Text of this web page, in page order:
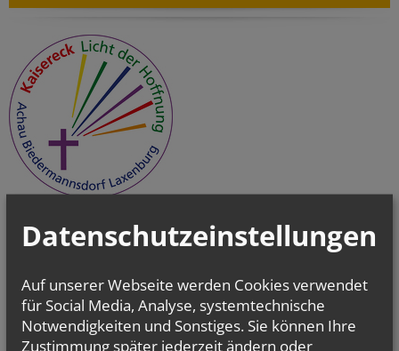
Datenschutzeinstellungen
Auf unserer Webseite werden Cookies verwendet
für Social Media, Analyse, systemtechnische
Notwendigkeiten und Sonstiges. Sie können Ihre
Zustimmung später jederzeit ändern oder